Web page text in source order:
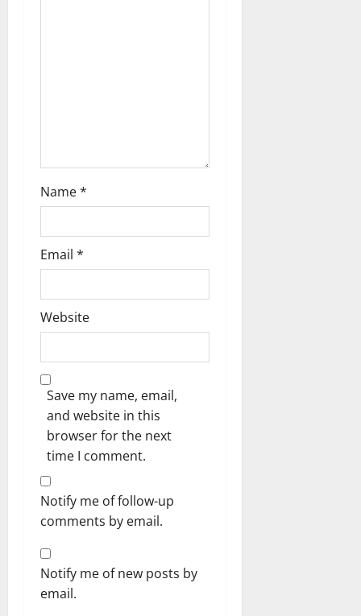
Name*
Email *
Website
Save my name, email,
and website in this
browser for the next
time I comment.
Notify me of follow-up
comments by email.
Notify me of new posts by
email.